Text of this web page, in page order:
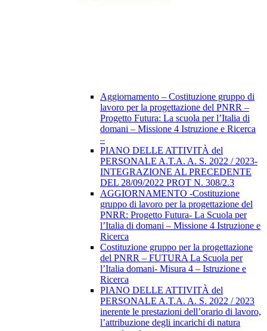
Aggiornamento – Costituzione gruppo di
lavoro per la progettazione del PNRR –
Progetto Futura: La scuola per l’Italia di
domani – Missione 4 Istruzione e Ricerca
–
PIANO DELLE ATTIVITÀ del
PERSONALE A.T.A. A. S. 2022 / 2023-
INTEGRAZIONE AL PRECEDENTE
DEL 28/09/2022 PROT N. 308/2.3
AGGIORNAMENTO -Costituzione
gruppo di lavoro per la progettazione del
PNRR: Progetto Futura- La Scuola per
l’Italia di domani – Missione 4 Istruzione e
Ricerca
Costituzione gruppo per la progettazione
del PNRR – FUTURA La Scuola per
l’Italia domani- Misura 4 – Istruzione e
Ricerca
PIANO DELLE ATTIVITÀ del
PERSONALE A.T.A. A. S. 2022 / 2023
inerente le prestazioni dell’orario di lavoro,
l’attribuzione degli incarichi di natura